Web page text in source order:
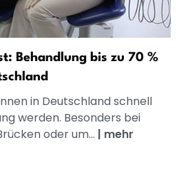
Behandlung bis zu 70 %
in Deutschland schnell
werden. Besonders bei
oder um... | mehr